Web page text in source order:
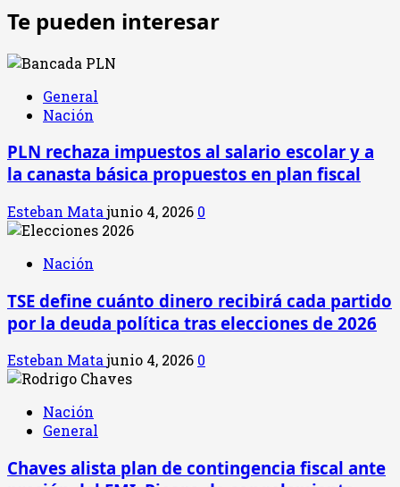
Te pueden interesar
General
Nación
PLN rechaza impuestos al salario escolar y a
la canasta básica propuestos en plan fiscal
Esteban Matajunio 4, 2026 0
Nación
TSE define cuánto dinero recibirá cada partido
por la deuda política tras elecciones de 2026
Esteban Matajunio 4, 2026 0
Nación
General
Chaves alista plan de contingencia fiscal ante